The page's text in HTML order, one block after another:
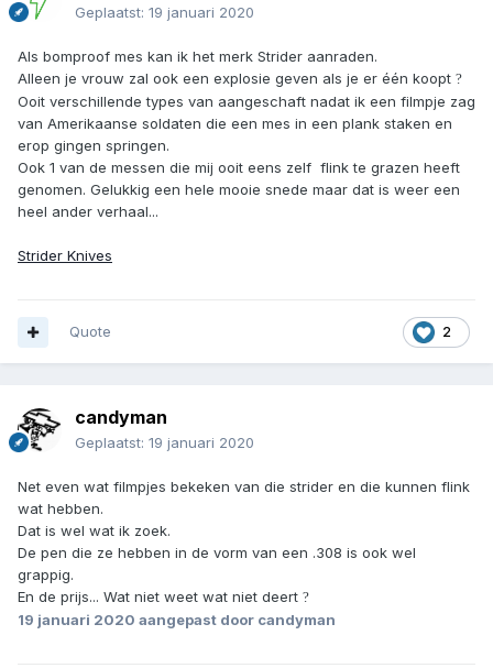
Geplaatst: 19 januari 2020
Als bomproof mes kan ik het merk Strider aanraden.
Alleen je vrouw zal ook een explosie geven als je er één koopt ?
Ooit verschillende types van aangeschaft nadat ik een filmpje zag
van Amerikaanse soldaten die een mes in een plank staken en
erop gingen springen.
Ook 1 van de messen die mij ooit eens zelf flink te grazen heeft
genomen. Gelukkig een hele mooie snede maar dat is weer een
heel ander verhaal...
Strider Knives
2
Quote
candyman
Geplaatst: 19 januari 2020
Net even wat filmpjes bekeken van die strider en die kunnen flink
wat hebben.
Dat is wel wat ik zoek.
De pen die ze hebben in de vorm van een .308 is ook wel
grappig.
En de prijs... Wat niet weet wat niet deert ?
19 januari 2020 aangepast door candyman